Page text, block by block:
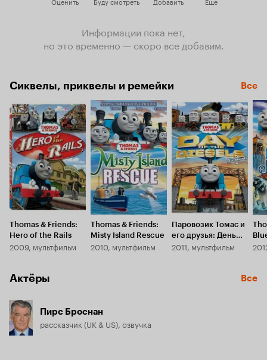
Информации пока нет,
но это временно — скоро все добавим.
Сиквелы, приквелы и ремейки Все
Thomas & Friends:
Hero of the Rails
2009, мультфильм
Thomas & Friends:
Misty Island Rescue
2010, мультфильм
Паровозик Томас и
его друзья: День
дизелей
2011, мультфильм
Актёры Все
Пирс Броснан
рассказчик (UK & US), озвучка